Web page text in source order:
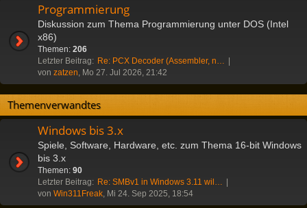
Programmierung
Diskussion zum Thema Programmierung unter DOS (Intel
x86)
Themen: 206
Letzter Beitrag: Re: PCX Decoder (Assembler, n…
von zatzen, Mo 27. Jul 2026, 21:42
Themenverwandtes
Windows bis 3.x
Spiele, Software, Hardware, etc. zum Thema 16-bit Windows
bis 3.x
Themen: 90
Letzter Beitrag: Re: SMBv1 in Windows 3.11 wil…
von Win311Freak, Mi 24. Sep 2025, 18:54